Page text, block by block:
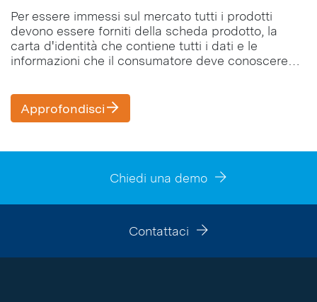
Per essere immessi sul mercato tutti i prodotti
devono essere forniti della scheda prodotto, la
carta d'identità che contiene tutti i dati e le
informazioni che il consumatore deve conoscere
Approfondisci
Contattaci
Chiedi una demo